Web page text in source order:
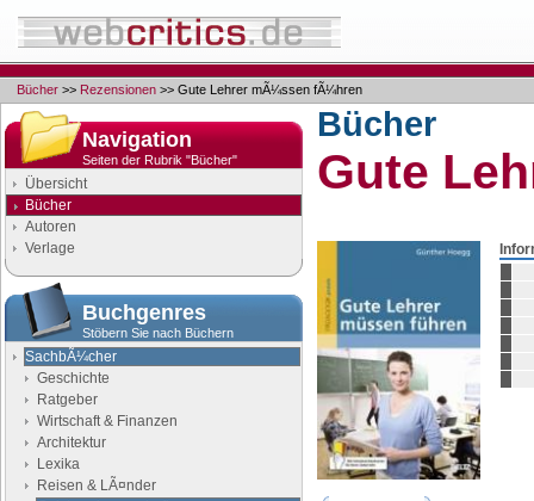
Bücher >> Rezensionen >> Gute Lehrer mÃ¼ssen fÃ¼hren
Navigation
Seiten der Rubrik "Bücher"
Übersicht
Bücher
Autoren
Verlage
Buchgenres
Stöbern Sie nach Büchern
SachbÃ¼cher
Geschichte
Ratgeber
Wirtschaft & Finanzen
Architektur
Lexika
Reisen & LÃ¤nder
Bücher
Gute